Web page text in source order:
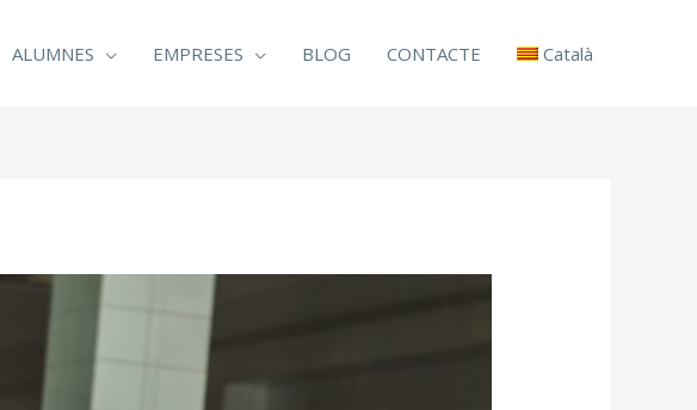
ALUMNES EMPRESES BLOG CONTACTE Català